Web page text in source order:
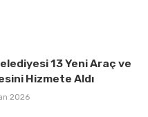
13 Yeni Araç ve
Hizmete Aldı
2026